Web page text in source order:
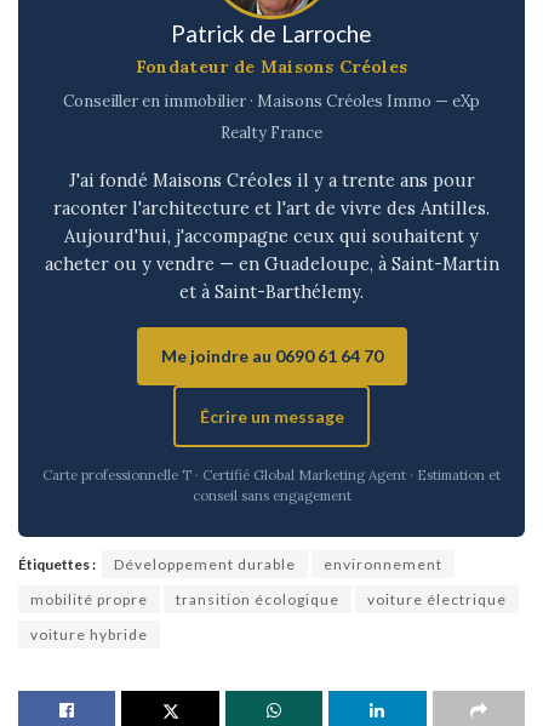
Patrick de Larroche
Fondateur de Maisons Créoles
Conseiller en immobilier · Maisons Créoles Immo — eXp
Realty France
J'ai fondé Maisons Créoles il y a trente ans pour
raconter l'architecture et l'art de vivre des Antilles.
Aujourd'hui, j'accompagne ceux qui souhaitent y
acheter ou y vendre — en Guadeloupe, à Saint-Martin
et à Saint-Barthélemy.
Me joindre au 0690 61 64 70
Écrire un message
Carte professionnelle T · Certifié Global Marketing Agent · Estimation et
conseil sans engagement
Étiquettes : Développement durable
environnement
mobilité propre
transition écologique
voiture électrique
voiture hybride